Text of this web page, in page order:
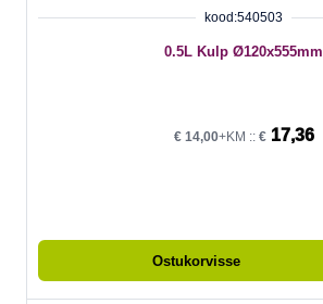
kood:540503
0.5L Kulp Ø120x555mm
€14,00+KM :: €17,36
Ostukorvisse